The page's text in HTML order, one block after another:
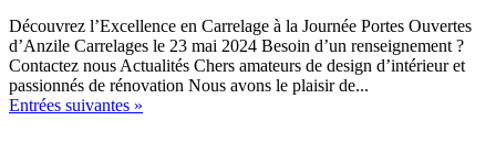
Découvrez l’Excellence en Carrelage à la Journée Portes Ouvertes
d’Anzile Carrelages le 23 mai 2024 Besoin d’un renseignement ?
Contactez nous Actualités Chers amateurs de design d’intérieur et
passionnés de rénovation Nous avons le plaisir de...
Entrées suivantes »